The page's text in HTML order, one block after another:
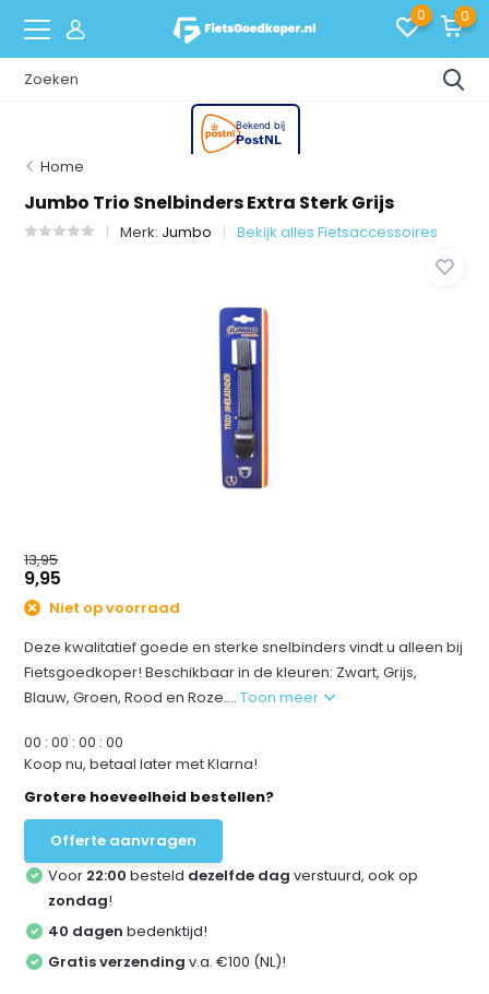
0 0
Home
Jumbo Trio Snelbinders Extra Sterk Grijs
Merk: Jumbo Bekijk alles Fietsaccessoires
13,95
9,95
Niet op voorraad
Deze kwalitatief goede en sterke snelbinders vindt u alleen bij
Fietsgoedkoper! Beschikbaar in de kleuren: Zwart, Grijs,
Blauw, Groen, Rood en Roze....Toon meer
00 :00 :00 :00
Koop nu, betaal later met Klarna!
Grotere hoeveelheid bestellen?
Offerte aanvragen
Voor 22:00 besteld dezelfde dag verstuurd, ook op
zondag!
40 dagen bedenktijd!
Gratis verzending v.a. €100 (NL)!